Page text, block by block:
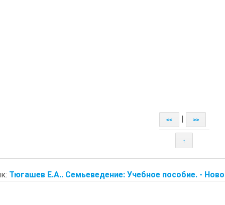
<< >>
↑
Тюгашев Е.А.. Семьеведение: Учебное пособие. -